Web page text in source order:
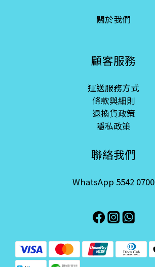
關於我們
顧客服務
運送服務方式
條款與細則
退換貨政策
隱私政策
聯絡我們
WhatsApp 5542 0700